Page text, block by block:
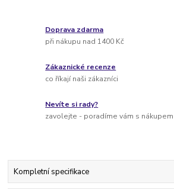
Doprava zdarma
při nákupu nad 1400 Kč
Zákaznické recenze
co říkají naši zákazníci
Nevíte si rady?
zavolejte - poradíme vám s nákupem
Kompletní specifikace